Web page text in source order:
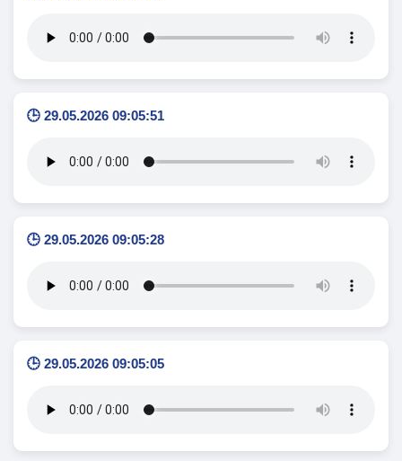
🕒 29.05.2026 09:05:51
🕒 29.05.2026 09:05:28
🕒 29.05.2026 09:05:05